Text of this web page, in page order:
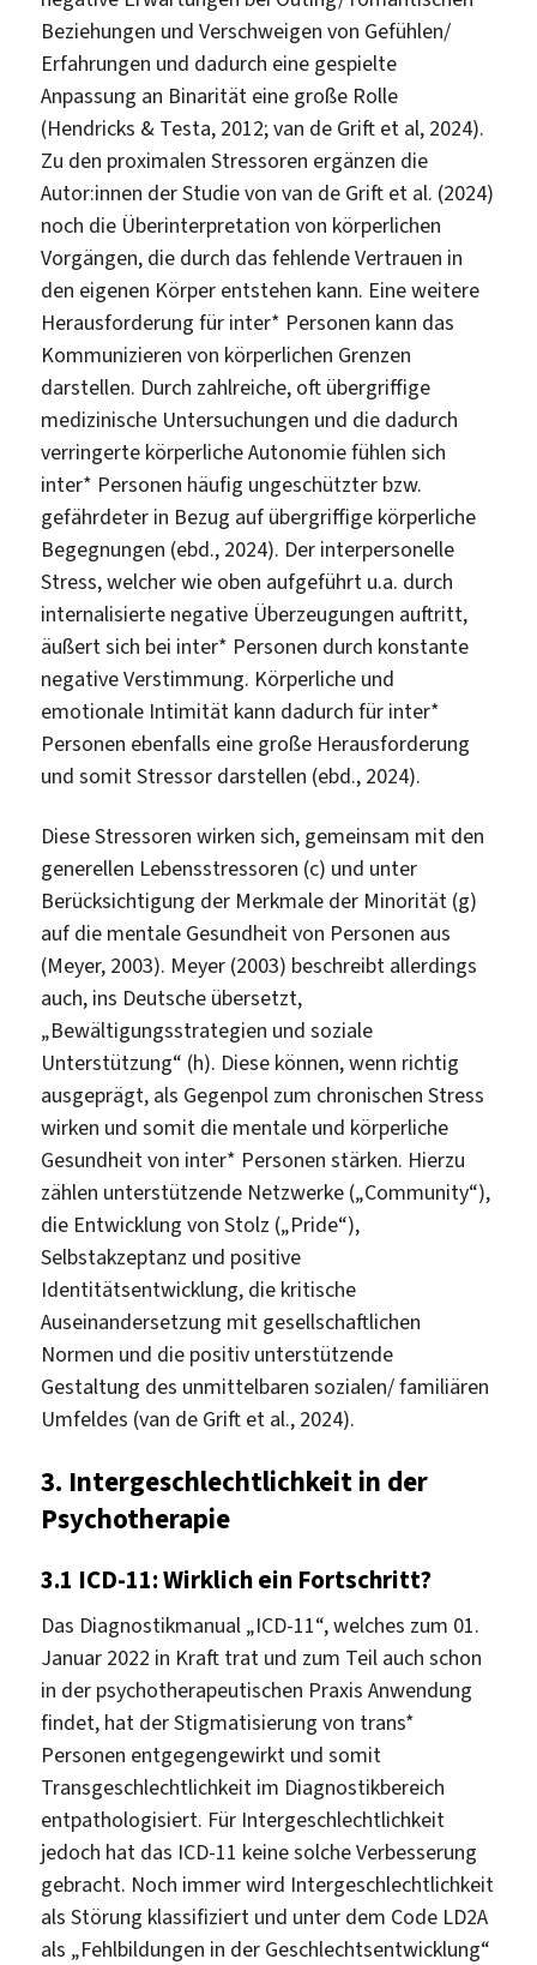
Beziehungen und Verschweigen von Gefühlen/
Erfahrungen und dadurch eine gespielte
Anpassung an Binarität eine große Rolle
(Hendricks & Testa, 2012; van de Grift et al, 2024).
Zu den proximalen Stressoren ergänzen die
Autor:innen der Studie von van de Grift et al. (2024)
noch die Überinterpretation von körperlichen
Vorgängen, die durch das fehlende Vertrauen in
den eigenen Körper entstehen kann. Eine weitere
Herausforderung für inter* Personen kann das
Kommunizieren von körperlichen Grenzen
darstellen. Durch zahlreiche, oft übergriffige
medizinische Untersuchungen und die dadurch
verringerte körperliche Autonomie fühlen sich
inter* Personen häufig ungeschützter bzw.
gefährdeter in Bezug auf übergriffige körperliche
Begegnungen (ebd., 2024). Der interpersonelle
Stress, welcher wie oben aufgeführt u.a. durch
internalisierte negative Überzeugungen auftritt,
äußert sich bei inter* Personen durch konstante
negative Verstimmung. Körperliche und
emotionale Intimität kann dadurch für inter*
Personen ebenfalls eine große Herausforderung
und somit Stressor darstellen (ebd., 2024).
Diese Stressoren wirken sich, gemeinsam mit den
generellen Lebensstressoren (c) und unter
Berücksichtigung der Merkmale der Minorität (g)
auf die mentale Gesundheit von Personen aus
(Meyer, 2003). Meyer (2003) beschreibt allerdings
auch, ins Deutsche übersetzt,
„Bewältigungsstrategien und soziale
Unterstützung“ (h). Diese können, wenn richtig
ausgeprägt, als Gegenpol zum chronischen Stress
wirken und somit die mentale und körperliche
Gesundheit von inter* Personen stärken. Hierzu
zählen unterstützende Netzwerke („Community“),
die Entwicklung von Stolz („Pride“),
Selbstakzeptanz und positive
Identitätsentwicklung, die kritische
Auseinandersetzung mit gesellschaftlichen
Normen und die positiv unterstützende
Gestaltung des unmittelbaren sozialen/ familiären
Umfeldes (van de Grift et al., 2024).
3. Intergeschlechtlichkeit in der
Psychotherapie
3.1 ICD-11: Wirklich ein Fortschritt?
Das Diagnostikmanual „ICD-11“, welches zum 01.
Januar 2022 in Kraft trat und zum Teil auch schon
in der psychotherapeutischen Praxis Anwendung
findet, hat der Stigmatisierung von trans*
Personen entgegengewirkt und somit
Transgeschlechtlichkeit im Diagnostikbereich
entpathologisiert. Für Intergeschlechtlichkeit
jedoch hat das ICD-11 keine solche Verbesserung
gebracht. Noch immer wird Intergeschlechtlichkeit
als Störung klassifiziert und unter dem Code LD2A
als „Fehlbildungen in der Geschlechtsentwicklung“